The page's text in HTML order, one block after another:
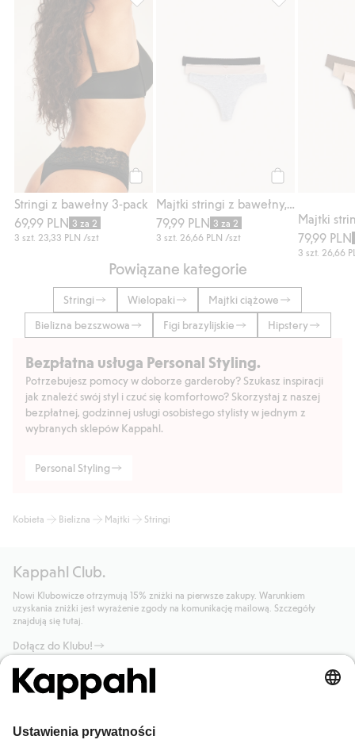
Kup
Stringi z bawełny 3-pack
69,99 PLN 3 za 2
3 szt. 23,33 PLN /szt
Majtki stringi z bawełny, 3-pak
79,99 PLN 3 za 2
3 szt.26,66 PLN /szt 79,99 PLN
3 szt.26,66
Powiązane kategorie
Stringi Wielopaki
Majtki ciążowe
Bielizna bezszwowa
Figi brazylijskie Hipstery
Bezpłatna usługa Personal Styling.
Potrzebujesz pomocy w doborze garderoby? Szukasz inspiracji
jak znaleźć swój styl i czuć się komfortowo? Skorzystaj z naszej
bezpłatnej, godzinnej usługi osobistego stylisty w jednym z
wybranych sklepów Kappahl.
Personal Styling
Kobieta Bielizna Majtki Stringi
Kappahl Club.
Nowi Klubowicze otrzymują 15% zniżki na pierwsze zakupy. Warunkiem
uzyskania zniżki jest wyrażenie zgody na komunikację mailową. Szczegóły
znajdują się tutaj.
Dołącz do Klubu!